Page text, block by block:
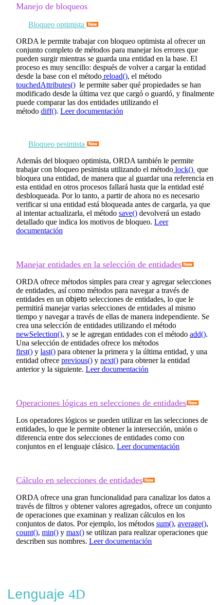
Manejo de bloqueos
Bloqueo optimista
ORDA le permite trabajar con bloqueo optimista al ofrecer un
conjunto completo de métodos para manejar los errores que
pueden surgir mientras se guarda una entidad en la base. El
proceso es muy sencillo: después de volver a cargar la entidad
desde la base con el método reload(), el método
touchedAttributes() le permite saber qué propiedades se han
modificado desde la última vez que cargó o guardó, y finalmente
puede comparar las dos entidades utilizando el
método diff(). Leer documentación
Bloqueo pesimista
Además del bloqueo optimista, ORDA también le permite
trabajar con bloqueo pesimista utilizando el método lock() que
bloquea una entidad, de manera que al guardar una referencia en
esta entidad en otros procesos fallará hasta que la entidad esté
desbloqueada. Por lo tanto, a partir de ahora no es necesario
verificar si una entidad está bloqueada antes de cargarla, ya que
al intentar actualizarla, el método save() devolverá un estado
detallado que indica los motivos de bloqueo. Leer
documentación
Manejar entidades en la selección de entidades
ORDA ofrece métodos simples para crear y agregar selecciones
de entidades, así como métodos para navegar a través de
entidades en un objeto selecciones de entidades, lo que le
permitirá manejar varias selecciones de entidades al mismo
tiempo y navegar a través de ellas de manera independiente. Se
crea una selección de entidades utilizando el método
newSelection(), y se le agregan entidades con el método add().
Una selección de entidades ofrece los métodos
first() y last() para obtener la primera y la última entidad, y una
entidad ofrece previous() y next() para obtener la entidad
anterior y la siguiente. Leer documentación
Operaciones lógicas en selecciones de entidades
Los operadores lógicos se pueden utilizar en las selecciones de
entidades, lo que le permite obtener la intersección, unión o
diferencia entre dos selecciones de entidades como con
conjuntos en el lenguaje clásico. Leer documentación
Cálculo en selecciones de entidades
ORDA ofrece una gran funcionalidad para canalizar los datos a
través de filtros y obtener valores agregados, ofrece un conjunto
de operaciones que examinan y realizan cálculos en los
conjuntos de datos. Por ejemplo, los métodos sum(), average(),
count(), min() y max() se utilizan para realizar operaciones que
describen sus nombres. Leer documentación
Lenguaje 4D